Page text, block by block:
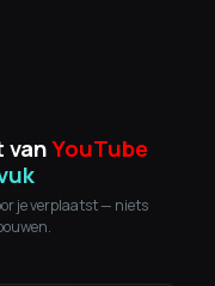
vanYouTube
je verplaatst — niets